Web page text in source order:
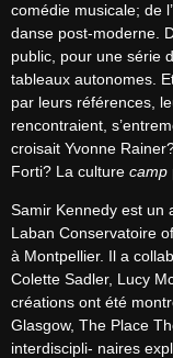
comédie musicale; de
danse post-moderne.
public, pour une série
tableaux autonomes.
par leurs références,
rencontraient,
croisait Yvonne
Forti? La culture camp
Samir Kennedy est un
Laban Conservatoire
à Montpellier. Il a
Colette Sadler, Lucy
créations ont été
Glasgow, The Place
interdiscipli- naires